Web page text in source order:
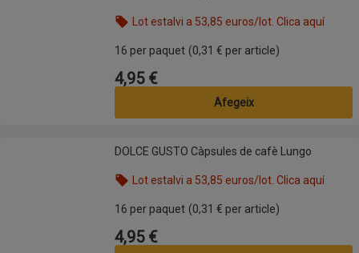
Lot estalvi a 53,85 euros/lot. Clica aquí
16 per paquet (0,31 € per article)
Preu
4,95 €
Afegeix
DOLCE GUSTO Càpsules de cafè LungoDOLCE GUSTO Càpsules de cafè Lungo
Lot estalvi a 53,85 euros/lot. Clica aquí
16 per paquet (0,31 € per article)
Preu
4,95 €